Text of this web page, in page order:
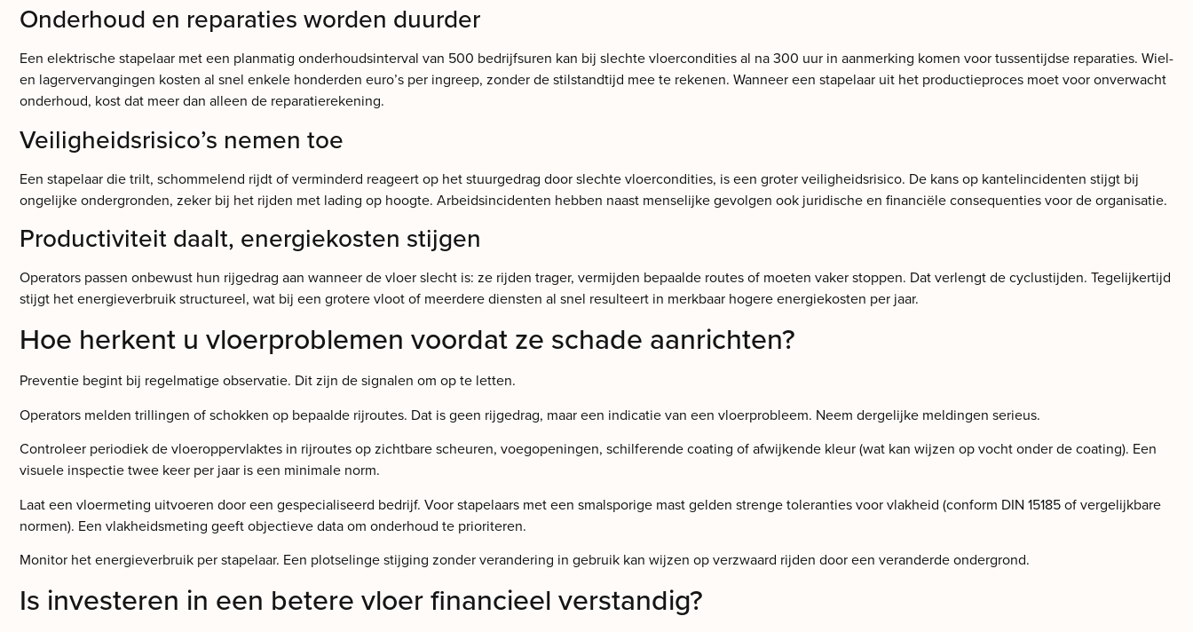
Onderhoud en reparaties worden duurder
Een elektrische stapelaar met een planmatig onderhoudsinterval van 500 bedrijfsuren kan bij slechte vloercondities al na 300 uur in aanmerking komen voor tussentijdse reparaties. Wiel-
en lagervervangingen kosten al snel enkele honderden euro’s per ingreep, zonder de stilstandtijd mee te rekenen. Wanneer een stapelaar uit het productieproces moet voor onverwacht
onderhoud, kost dat meer dan alleen de reparatierekening.
Veiligheidsrisico’s nemen toe
Een stapelaar die trilt, schommelend rijdt of verminderd reageert op het stuurgedrag door slechte vloercondities, is een groter veiligheidsrisico. De kans op kantelincidenten stijgt bij
ongelijke ondergronden, zeker bij het rijden met lading op hoogte. Arbeidsincidenten hebben naast menselijke gevolgen ook juridische en financiële consequenties voor de organisatie.
Productiviteit daalt, energiekosten stijgen
Operators passen onbewust hun rijgedrag aan wanneer de vloer slecht is: ze rijden trager, vermijden bepaalde routes of moeten vaker stoppen. Dat verlengt de cyclustijden. Tegelijkertijd
stijgt het energieverbruik structureel, wat bij een grotere vloot of meerdere diensten al snel resulteert in merkbaar hogere energiekosten per jaar.
Hoe herkent u vloerproblemen voordat ze schade aanrichten?
Preventie begint bij regelmatige observatie. Dit zijn de signalen om op te letten.
Operators melden trillingen of schokken op bepaalde rijroutes. Dat is geen rijgedrag, maar een indicatie van een vloerprobleem. Neem dergelijke meldingen serieus.
Controleer periodiek de vloeroppervlaktes in rijroutes op zichtbare scheuren, voegopeningen, schilferende coating of afwijkende kleur (wat kan wijzen op vocht onder de coating). Een
visuele inspectie twee keer per jaar is een minimale norm.
Laat een vloermeting uitvoeren door een gespecialiseerd bedrijf. Voor stapelaars met een smalsporige mast gelden strenge toleranties voor vlakheid (conform DIN 15185 of vergelijkbare
normen). Een vlakheidsmeting geeft objectieve data om onderhoud te prioriteren.
Monitor het energieverbruik per stapelaar. Een plotselinge stijging zonder verandering in gebruik kan wijzen op verzwaard rijden door een veranderde ondergrond.
Is investeren in een betere vloer financieel verstandig?